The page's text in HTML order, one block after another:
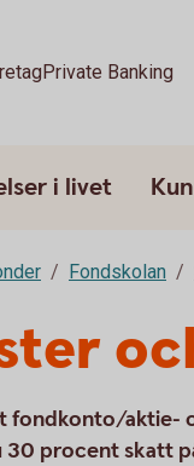
Private Banking
i livet
Fondskolan
fondkonto/
procent skatt